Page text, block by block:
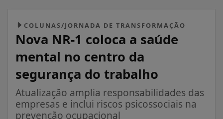
COLUNAS/JORNADA DE TRANSFORMAÇÃO
Nova NR-1 coloca a saúde
mental no centro da
segurança do trabalho
Atualização amplia responsabilidades das
empresas e inclui riscos psicossociais na
prevenção ocupacional